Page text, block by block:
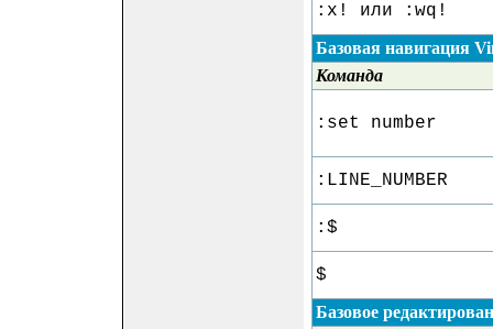
:x! или :wq!
Базовая навигация
Команда
:set number
:LINE_NUMBER
:$
$
Базовое